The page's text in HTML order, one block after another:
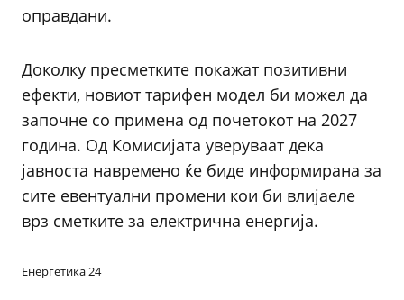
оправдани.
Доколку пресметките покажат позитивни
ефекти, новиот тарифен модел би можел да
започне со примена од почетокот на 2027
година. Од Комисијата уверуваат дека
јавноста навремено ќе биде информирана за
сите евентуални промени кои би влијаеле
врз сметките за електрична енергија.
Енергетика 24